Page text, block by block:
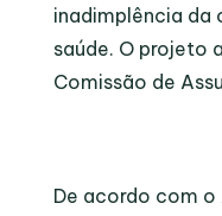
inadimplência da
saúde. O projeto
Comissão de
De acordo com o